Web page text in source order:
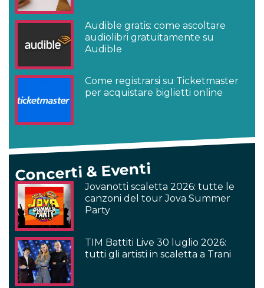
Audible gratis: come ascoltare
audiolibri gratuitamente su
Audible
Come registrarsi su Ticketmaster
per acquistare biglietti online
Concerti & Eventi
Jovanotti scaletta 2026: tutte le
canzoni del tour Jova Summer
Party
TIM Battiti Live 30 luglio 2026:
tutti gli artisti in scaletta a Trani